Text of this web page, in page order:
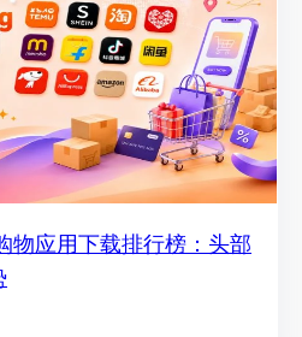
物应用下载排行榜：头部